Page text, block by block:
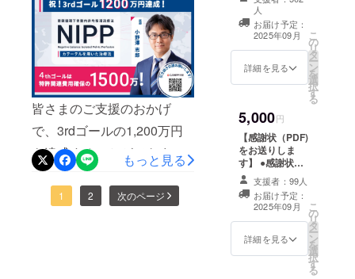
て、オリジナルクリアファ
イル（3枚組）をお送りさせ
ていただくことにいたしま
した。なお、記念品をご希
望の方は、「追加支援 リ
ターンあり」でご支援をい
ただけますと幸いです。今
後も4thゴールの達成とのべ
1,000名のご支援を目指し、
残り15日を走り抜けてまい
の共通点が見られました。
小野澤の熱意あふれる講演
は、会場の参加者の心を一
気に引きつけ、深い共感を
呼びました。クラウドファ
ンディング成功の秘訣は、
プロジェクトリーダーの
「覚悟」と「情熱」セミ
ナーでは、三間氏よりクラ
るメドキュレーション株式
会社も協賛企業として参加
しました。当日はオンライ
ンでも同時配信され、報道
関係者を中心に多くの方に
ご参加いただきました。説
明会では弊社の技術責任
者・顧問であり、NIPP主任
研究医でもある小野澤志郎
が登壇し、NIPPの治療方法
皆さまのご支援のおかげ
で、3rdゴールの1,200万円
を達成することができまし
た！そして、これまでに630
名もの方々からご支援をい
もっと見る
1 2 次のページ
します。
人
お届け予定：
2025年09月
詳細を見る
こ
の
リ
タ
ー
ン
を
選
択
す
る
5,000円
【感謝状（PDF)
をお送りしま
す】 ●感謝状
（PDF）をお送
りします。 ●お
礼のメールをお
送りします。
支援者：99人
お届け予定：
2025年09月
詳細を見る
こ
の
リ
タ
ー
ン
を
選
択
す
る